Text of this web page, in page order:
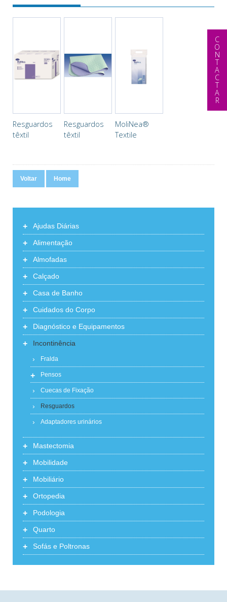
Resguardos
têxtil
Resguardos
têxtil
MoliNea®
Textile
Voltar Home
+ Ajudas Diárias
+ Alimentação
+ Almofadas
+ Calçado
+ Casa de Banho
+ Cuidados do Corpo
+ Diagnóstico e Equipamentos
+ Incontinência
Fralda
+ Pensos
Cuecas de Fixação
Resguardos
Adaptadores urinários
+ Mastectomia
+ Mobilidade
+ Mobiliário
+ Ortopedia
+ Podologia
+ Quarto
+ Sofás e Poltronas
CONTACTAR